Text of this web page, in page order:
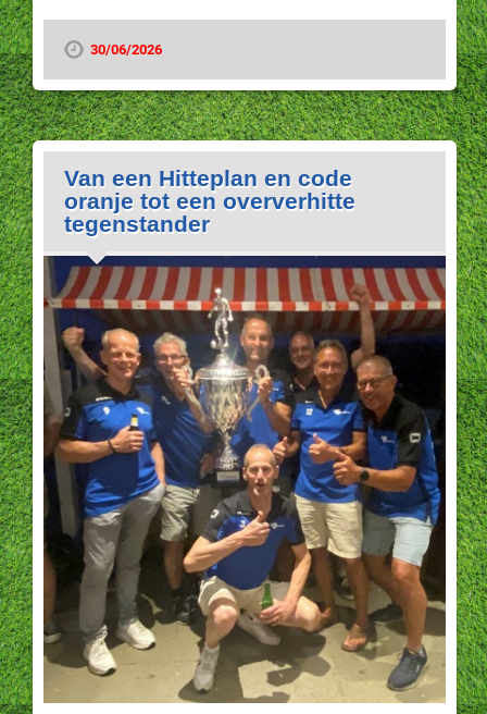
30/06/2026
Van een Hitteplan en code
oranje tot een oververhitte
tegenstander